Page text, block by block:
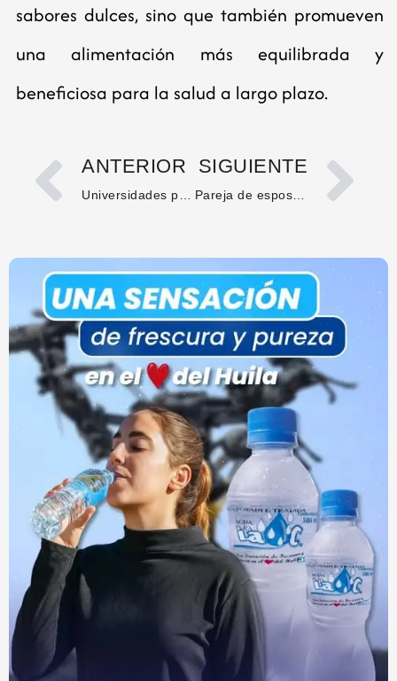
sabores dulces, sino que también promueven
una alimentación más equilibrada y
beneficiosa para la salud a largo plazo.
ANTERIOR SIGUIENTE